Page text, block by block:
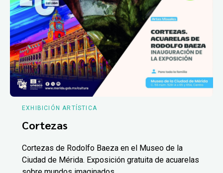
EXHIBICIÓN ARTÍSTICA
Cortezas
Cortezas de Rodolfo Baeza en el Museo de la
Ciudad de Mérida. Exposición gratuita de acuarelas